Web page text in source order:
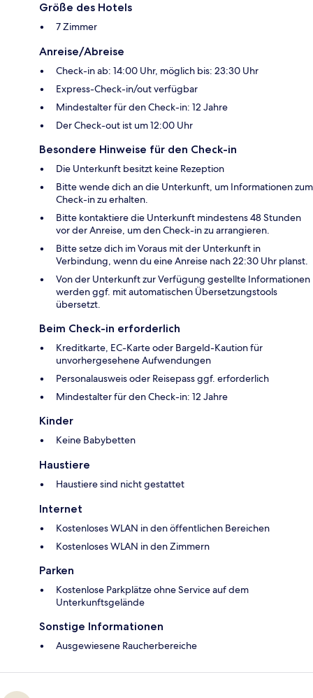
Größe des Hotels
7 Zimmer
Anreise/Abreise
Check-in ab: 14:00 Uhr, möglich bis: 23:30 Uhr
Express-Check-in/out verfügbar
Mindestalter für den Check-in: 12 Jahre
Der Check-out ist um 12:00 Uhr
Besondere Hinweise für den Check-in
Die Unterkunft besitzt keine Rezeption
Bitte wende dich an die Unterkunft, um Informationen zum
Check-in zu erhalten.
Bitte kontaktiere die Unterkunft mindestens 48 Stunden
vor der Anreise, um den Check-in zu arrangieren.
Bitte setze dich im Voraus mit der Unterkunft in
Verbindung, wenn du eine Anreise nach 22:30 Uhr planst.
Von der Unterkunft zur Verfügung gestellte Informationen
werden ggf. mit automatischen Übersetzungstools
übersetzt.
Beim Check-in erforderlich
Kreditkarte, EC-Karte oder Bargeld-Kaution für
unvorhergesehene Aufwendungen
Personalausweis oder Reisepass ggf. erforderlich
Mindestalter für den Check-in: 12 Jahre
Kinder
Keine Babybetten
Haustiere
Haustiere sind nicht gestattet
Internet
Kostenloses WLAN in den öffentlichen Bereichen
Kostenloses WLAN in den Zimmern
Parken
Kostenlose Parkplätze ohne Service auf dem
Unterkunftsgelände
Sonstige Informationen
Ausgewiesene Raucherbereiche